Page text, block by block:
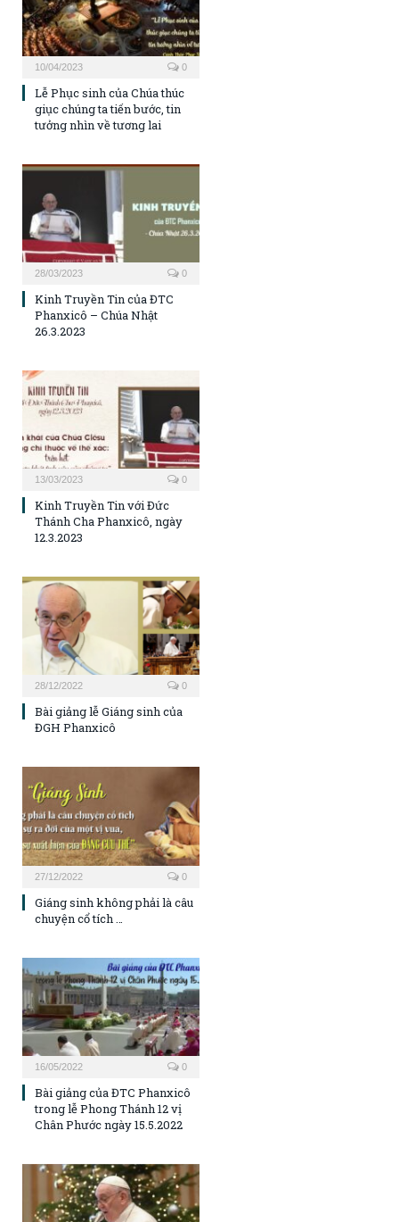
10/04/2023 0
Lễ Phục sinh của Chúa thúc
giục chúng ta tiến bước, tin
tưởng nhìn về tương lai
28/03/2023 0
Kinh Truyền Tin của ĐTC
Phanxicô – Chúa Nhật
26.3.2023
13/03/2023 0
Kinh Truyền Tin với Đức
Thánh Cha Phanxicô, ngày
12.3.2023
28/12/2022 0
Bài giảng lễ Giáng sinh của
ĐGH Phanxicô
27/12/2022 0
Giáng sinh không phải là câu
chuyện cổ tích …
16/05/2022 0
Bài giảng của ĐTC Phanxicô
trong lễ Phong Thánh 12 vị
Chân Phước ngày 15.5.2022